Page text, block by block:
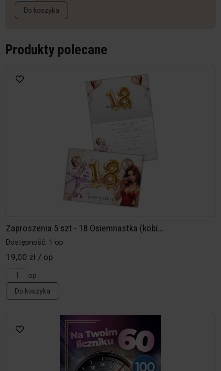
Do koszyka
Produkty polecane
Zaproszenia 5 szt - 18 Osiemnastka (kobi...
Dostępność: 1 op
19,00 zł / op
op
Do koszyka